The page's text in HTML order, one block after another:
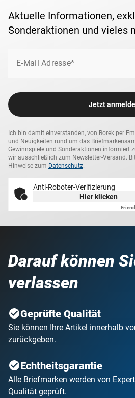
Aktuelle Informationen,
Sonderaktionen und vieles
E-Mail Adresse*
Jetzt
Ich bin damit einverstanden, von Borek per
und Neuigkeiten rund um das
Gewinnspiele und Sonderaktionen informiert
wir ausschließlich zum Newsletter-Versand.
Hinweise zum Datenschutz.
Anti-Roboter-Verifizierung
Hier klicken
Darauf können
verlassen
Geprüfte Qualität
Sie können Ihre Artikel innerhalb
zurückgeben.
Echtheitsgarantie
Alle Briefmarken werden von
Qualität geprüft.